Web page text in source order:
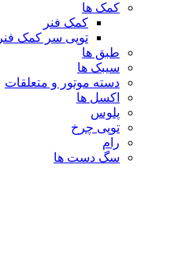
کمک ها
کمک فنر
توپی سر کمک فنر
طبق ها
سیبک ها
دسته موتور و متعلقات
اکسل ها
پلوس
توپی چرخ
رام
سگ دست ها